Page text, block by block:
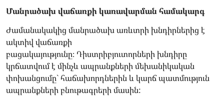
Մանրածախ վաճառքի կառավարման համակարգ
Ժամանակակից մանրածախ առևտրի խնդիրներից է
ակտիվ վաճառքի
բացակայությունը։ Դիստրիբյուտորների խնդիրը
կրճատվում է մինչև ապրանքների մեխանիկական
փոխանցումը` հաճախորդներին և կարճ պատմություն
ապրանքների բնութագրերի մասին: